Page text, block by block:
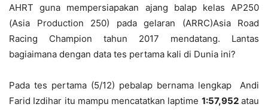
AHRT guna mempersiapakan ajang balap kelas AP250
(Asia Production 250) pada gelaran (ARRC)Asia Road
Racing Champion tahun 2017 mendatang. Lantas
bagiaimana dengan data tes pertama kali di Dunia ini?
Pada tes pertama (5/12) pebalap bernama lengkap Andi
Farid Izdihar itu mampu mencatatkan laptime 1:57,952atau